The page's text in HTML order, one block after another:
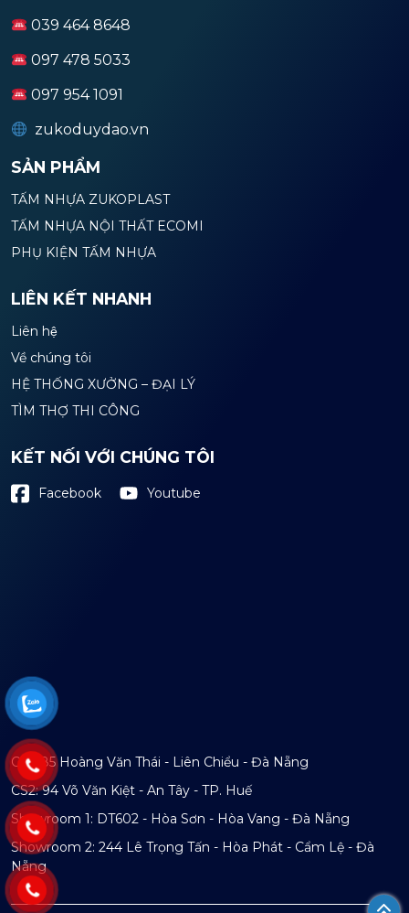
039 464 8648
097 478 5033
097 954 1091
zukoduydao.vn
SẢN PHẨM
TẤM NHỰA ZUKOPLAST
TẤM NHỰA NỘI THẤT ECOMI
PHỤ KIỆN TẤM NHỰA
LIÊN KẾT NHANH
Liên hệ
Về chúng tôi
HỆ THỐNG XƯỞNG – ĐẠI LÝ
TÌM THỢ THI CÔNG
KẾT NỐI VỚI CHÚNG TÔI
Facebook Youtube
CS1: 85 Hoàng Văn Thái - Liên Chiểu - Đà Nẵng
CS2: 94 Võ Văn Kiệt - An Tây - TP. Huế
Showroom 1: DT602 - Hòa Sơn - Hòa Vang - Đà Nẵng
Showroom 2: 244 Lê Trọng Tấn - Hòa Phát - Cẩm Lệ - Đà
Nẵng